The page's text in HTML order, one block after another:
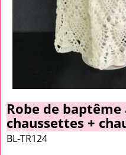
Robe de
chaussettes +
BL-TR124